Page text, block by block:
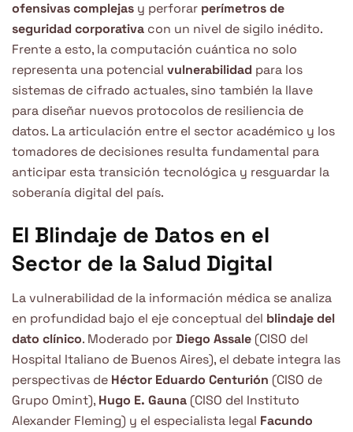
ofensivas complejas y perforar perímetros de
seguridad corporativa con un nivel de sigilo inédito.
Frente a esto, la computación cuántica no solo
representa una potencial vulnerabilidad para los
sistemas de cifrado actuales, sino también la llave
para diseñar nuevos protocolos de resiliencia de
datos. La articulación entre el sector académico y los
tomadores de decisiones resulta fundamental para
anticipar esta transición tecnológica y resguardar la
soberanía digital del país.
El Blindaje de Datos en el
Sector de la Salud Digital
La vulnerabilidad de la información médica se analiza
en profundidad bajo el eje conceptual del blindaje del
dato clínico. Moderado porDiego Assale (CISO del
Hospital Italiano de Buenos Aires), el debate integra las
perspectivas de Héctor Eduardo Centurión (CISO de
Grupo Omint), Hugo E. Gauna (CISO del Instituto
Alexander Fleming) y el especialista legal Facundo